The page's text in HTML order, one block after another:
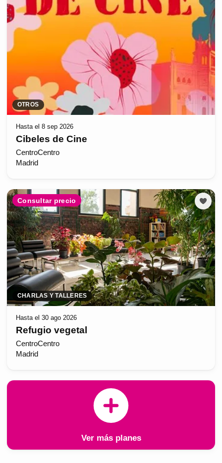
OTROS
Hasta el 8 sep 2026
Cibeles de Cine
CentroCentro
Madrid
Consultar precio
CHARLAS Y TALLERES
Hasta el 30 ago 2026
Refugio vegetal
CentroCentro
Madrid
Ver más planes